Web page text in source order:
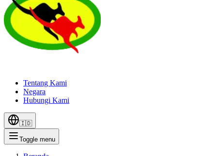
Tentang Kami
Negara
Hubungi Kami
🇮🇩
Toggle menu